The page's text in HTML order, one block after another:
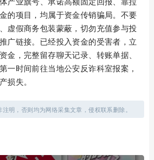
的项目，均属于资金传销骗局。不要
虚假商务包装蒙蔽，切勿充值参与投
广链接。已经投入资金的受害者，立
金，完整留存聊天记录、转账单据、
一时间前往当地公安反诈科室报案，
损失。
明，否则均为网络采集文章，侵权联系删除。